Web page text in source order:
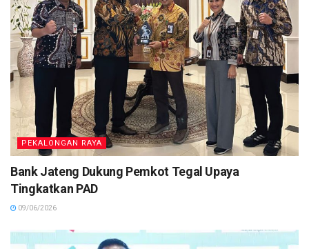
PEKALONGAN RAYA
Bank Jateng Dukung Pemkot Tegal Upaya
Tingkatkan PAD
09/06/2026